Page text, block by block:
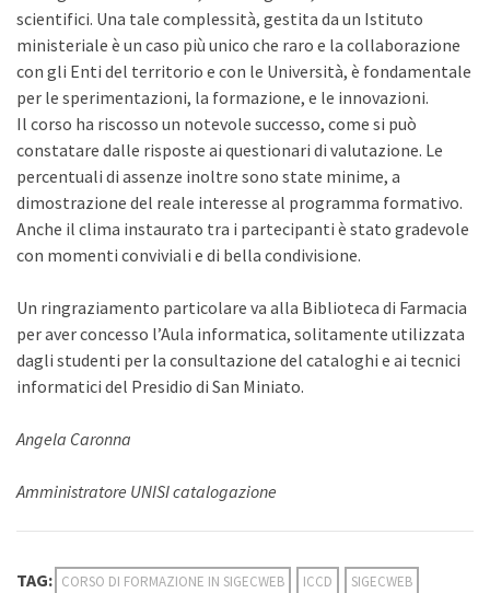
scientifici. Una tale complessità, gestita da un Istituto
ministeriale è un caso più unico che raro e la collaborazione
con gli Enti del territorio e con le Università, è fondamentale
per le sperimentazioni, la formazione, e le innovazioni.
Il corso ha riscosso un notevole successo, come si può
constatare dalle risposte ai questionari di valutazione. Le
percentuali di assenze inoltre sono state minime, a
dimostrazione del reale interesse al programma formativo.
Anche il clima instaurato tra i partecipanti è stato gradevole
con momenti conviviali e di bella condivisione.
Un ringraziamento particolare va alla Biblioteca di Farmacia
per aver concesso l’Aula informatica, solitamente utilizzata
dagli studenti per la consultazione del cataloghi e ai tecnici
informatici del Presidio di San Miniato.
Angela Caronna
Amministratore UNISI catalogazione
TAG: CORSO DI FORMAZIONE IN SIGECWEB ICCD SIGECWEB